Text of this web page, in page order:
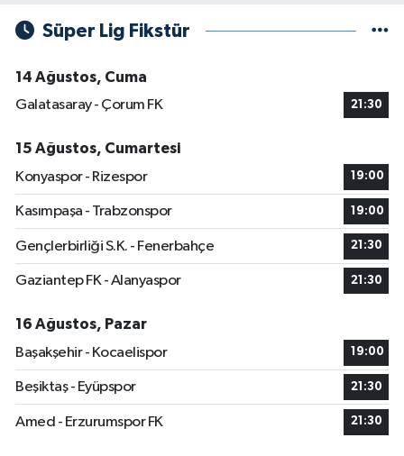
Süper Lig Fikstür
14 Ağustos, Cuma
Galatasaray - Çorum FK
21:30
15 Ağustos, Cumartesi
Konyaspor - Rizespor
19:00
Kasımpaşa - Trabzonspor 19:00
Gençlerbirliği S.K. - Fenerbahçe 21:30
Gaziantep FK - Alanyaspor 21:30
16 Ağustos, Pazar
Başakşehir - Kocaelispor
19:00
Beşiktaş - Eyüpspor 21:30
Amed - Erzurumspor FK 21:30